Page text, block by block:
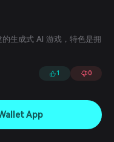
生成式 AI 游戏，特色是拥
1 0
App